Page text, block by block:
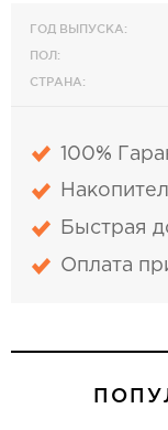
ГОД ВЫПУСКА:
ПОЛ:
СТРАНА:
100%
Быстрая
Оплата